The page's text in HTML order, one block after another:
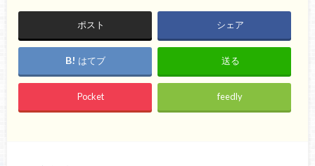
ポスト シェア
はてブ 送る
Pocket feedly